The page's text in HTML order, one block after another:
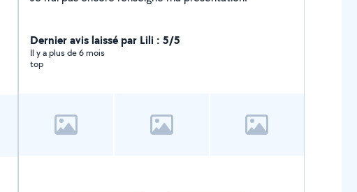
Dernier avis laissé par Lili : 5/5
Il y a plus de 6 mois
top